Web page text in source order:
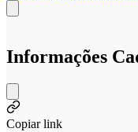
Informações
Copiar link